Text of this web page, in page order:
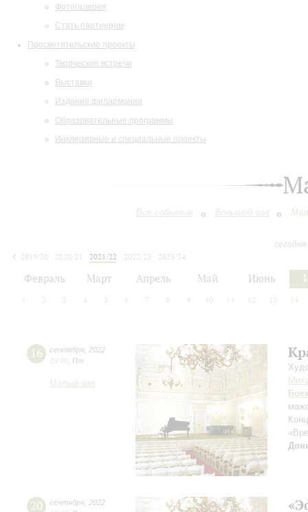
Фотогалерея
Стать партнером
Просветительские проекты
Творческие встречи
Выставки
Издания филармонии
Образовательные программы
Инклюзивные и специальные проекты
Все события Большой зал
2019/20
2020/21 2021/22 2022/23
2023/24
Февраль Март Апрель Май Июнь
2 3 4 5 6 7 8 9 10 12 13 14
16 сентября 2022
19:00 Пт
Малый зал
20 сентября 2022